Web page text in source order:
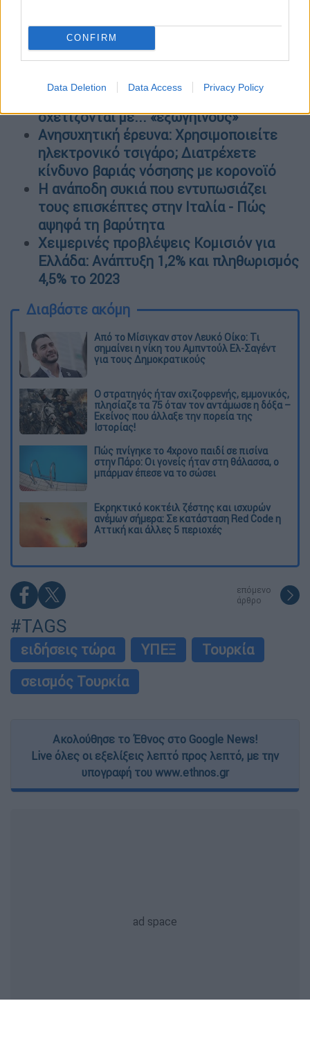
CONFIRM
Data Deletion Data Access Privacy Policy
Αντιόχειας που ήταν γεμάτη ζωή είναι
πια γεμάτη συντρίμμια
«Τα ονομάζουμε αντικείμενα για κάποιον
λόγο»: Το Πεντάγωνο δεν αποκλείει τα
«μπαλόνια» πάνω από τις ΗΠΑ να
σχετίζονται με... «εξωγήινους»
Ανησυχητική έρευνα: Χρησιμοποιείτε
ηλεκτρονικό τσιγάρο; Διατρέχετε
κίνδυνο βαριάς νόσησης με κορονοϊό
Η ανάποδη συκιά που εντυπωσιάζει
τους επισκέπτες στην Ιταλία - Πώς
αψηφά τη βαρύτητα
Χειμερινές προβλέψεις Κομισιόν για
Ελλάδα: Ανάπτυξη 1,2% και πληθωρισμός
4,5% το 2023
Διαβάστε ακόμη
Από το Μίσιγκαν στον Λευκό Οίκο: Τι
σημαίνει η νίκη του Αμπντούλ Ελ-Σαγέντ
για τους Δημοκρατικούς
O στρατηγός ήταν σχιζοφρενής, εμμονικός,
πλησίαζε τα 75 όταν τον αντάμωσε η δόξα –
Εκείνος που άλλαξε την πορεία της
Ιστορίας!
Πώς πνίγηκε το 4χρονο παιδί σε πισίνα
στην Πάρο: Οι γονείς ήταν στη θάλασσα, ο
μπάρμαν έπεσε να το σώσει
Εκρηκτικό κοκτέιλ ζέστης και ισχυρών
ανέμων σήμερα: Σε κατάσταση Red Code η
Αττική και άλλες 5 περιοχές
επόμενο
άρθρο
#TAGS
ειδήσεις τώρα ΥΠΕΞ
Τουρκία
σεισμός Τουρκία
Ακολούθησε το Έθνος στο Google News!
Live όλες οι εξελίξεις λεπτό προς λεπτό, με την
υπογραφή του www.ethnos.gr